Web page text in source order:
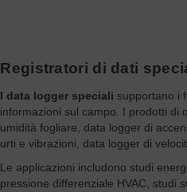
Registratori di dati
I data logger speciali supportano i
informazioni sul campo. I prodotti di
umidità fogliare, data logger di
urti e vibrazioni, data logger di
Le applicazioni includono studi
pressione differenziale HVAC, studi